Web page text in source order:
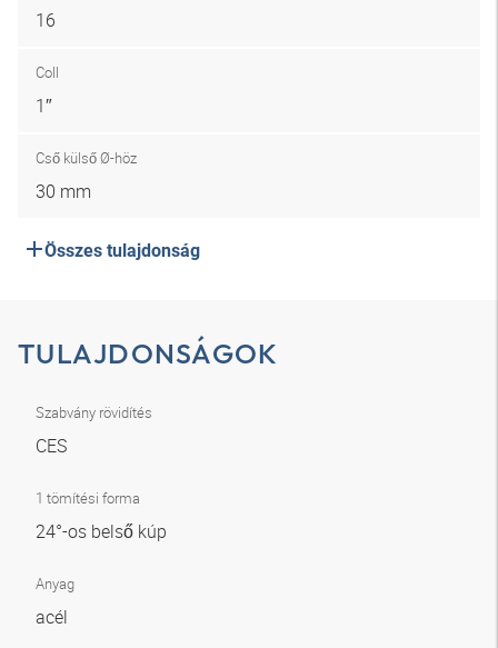
16
Coll
1″
Cső külső Ø-höz
30 mm
Összes tulajdonság
TULAJDONSÁGOK
Szabvány rövidítés
CES
1 tömítési forma
24°-os belső kúp
Anyag
acél